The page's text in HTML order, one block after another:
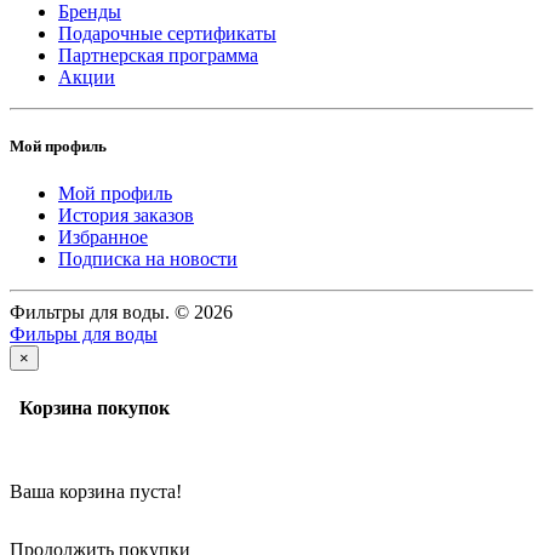
Бренды
Подарочные сертификаты
Партнерская программа
Акции
Мой профиль
Мой профиль
История заказов
Избранное
Подписка на новости
Фильтры для воды. © 2026
Фильры для воды
×
Корзина покупок
Ваша корзина пуста!
Продолжить покупки